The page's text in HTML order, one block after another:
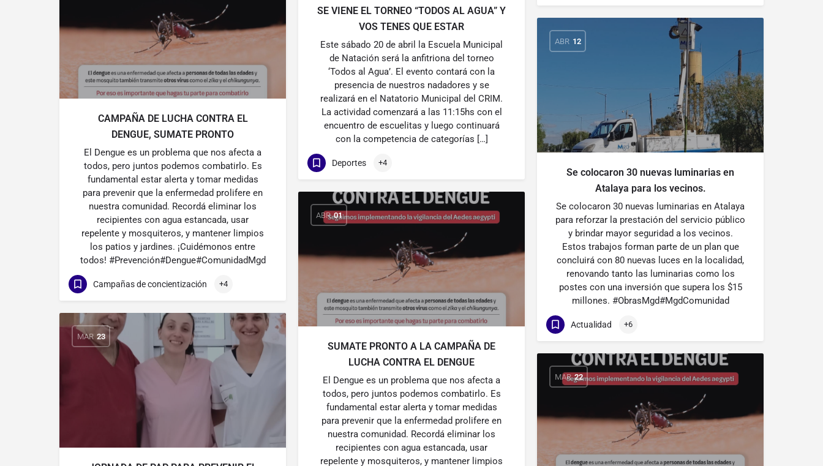
SE VIENE EL TORNEO “TODOS AL AGUA” Y
VOS TENES QUE ESTAR
Este sábado 20 de abril la Escuela Municipal
de Natación será la anfitriona del torneo
‘Todos al Agua’. El evento contará con la
presencia de nuestros nadadores y se
realizará en el Natatorio Municipal del CRIM.
La actividad comenzará a las 11:15hs con el
encuentro de escuelitas y luego continuará
con la competencia de categorías […]
Deportes +4
CAMPAÑA DE LUCHA CONTRA EL
DENGUE, SUMATE PRONTO
El Dengue es un problema que nos afecta a
todos, pero juntos podemos combatirlo. Es
fundamental estar alerta y tomar medidas
para prevenir que la enfermedad prolifere en
nuestra comunidad. Recordá eliminar los
recipientes con agua estancada, usar
repelente y mosquiteros, y mantener limpios
los patios y jardines. ¡Cuidémonos entre
todos! #Prevención#Dengue#ComunidadMgd
Campañas de concientización +4
ABR 12
Se colocaron 30 nuevas luminarias en
Atalaya para los vecinos.
Se colocaron 30 nuevas luminarias en Atalaya
para reforzar la prestación del servicio público
y brindar mayor seguridad a los vecinos.
Estos trabajos forman parte de un plan que
concluirá con 80 nuevas luces en la localidad,
renovando tanto las luminarias como los
postes con una inversión que supera los $15
millones. #ObrasMgd#MgdComunidad
Actualidad +6
ABR 01
SUMATE PRONTO A LA CAMPAÑA DE
LUCHA CONTRA EL DENGUE
El Dengue es un problema que nos afecta a
todos, pero juntos podemos combatirlo. Es
fundamental estar alerta y tomar medidas
para prevenir que la enfermedad prolifere en
nuestra comunidad. Recordá eliminar los
recipientes con agua estancada, usar
repelente y mosquiteros, y mantener limpios
MAR 23
MAR 22